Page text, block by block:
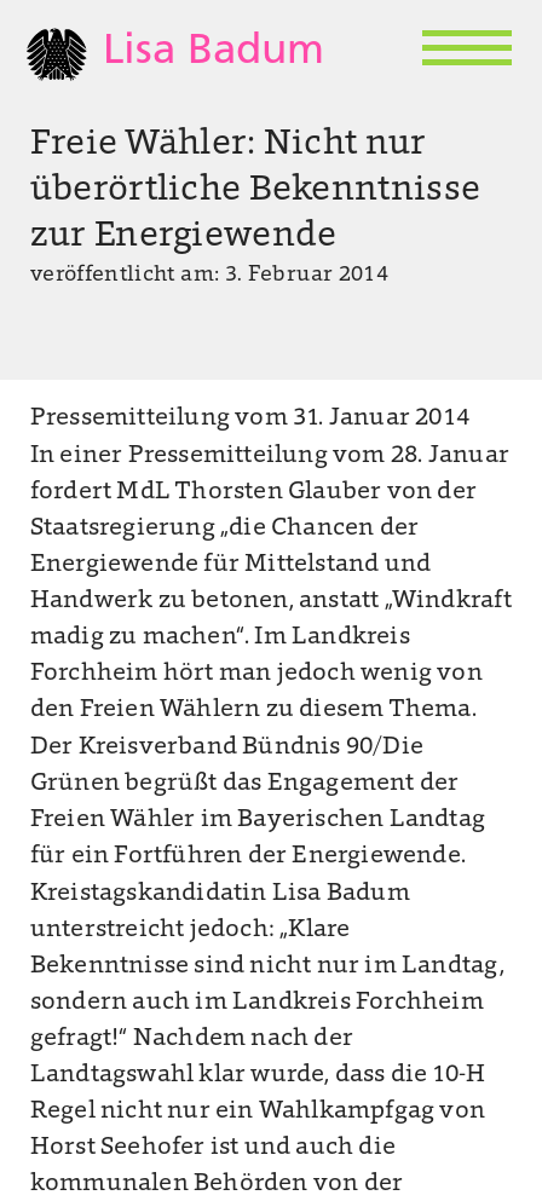
Lisa Badum
Freie Wähler: Nicht nur
überörtliche Bekenntnisse
zur Energiewende
veröffentlicht am: 3. Februar 2014
Pressemitteilung vom 31. Januar 2014
In einer Pressemitteilung vom 28. Januar
fordert MdL Thorsten Glauber von der
Staatsregierung „die Chancen der
Energiewende für Mittelstand und
Handwerk zu betonen, anstatt „Windkraft
madig zu machen“. Im Landkreis
Forchheim hört man jedoch wenig von
den Freien Wählern zu diesem Thema.
Der Kreisverband Bündnis 90/Die
Grünen begrüßt das Engagement der
Freien Wähler im Bayerischen Landtag
für ein Fortführen der Energiewende.
Kreistagskandidatin Lisa Badum
unterstreicht jedoch: „Klare
Bekenntnisse sind nicht nur im Landtag,
sondern auch im Landkreis Forchheim
gefragt!“ Nachdem nach der
Landtagswahl klar wurde, dass die 10-H
Regel nicht nur ein Wahlkampfgag von
Horst Seehofer ist und auch die
kommunalen Behörden von der